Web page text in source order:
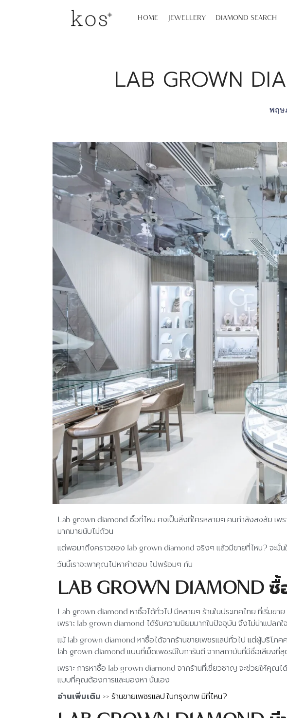
HOME JEWELLERY DIAMOND SEARCH
LAB GROWN
พฤษ
Lab grown diamond ซื้อที่ไหน คงเป็นสิ่งที่ใครหลายๆ คนกำลังสงสัย เพ
มากมายนับไม่ถ้วน
แต่พอมาถึงคราวของ lab grown diamond จริงๆ แล้วมีขายที่ไหน? จะมั่น
วันนี้เราจะพาคุณไปหาคำตอบ ไปพร้อมๆ กัน
LAB GROWN DIAMOND ซื้
Lab grown diamond หาซื้อได้ทั่วไป มีหลายๆ ร้านในประเทศไทย ที่เริ่ม
เพราะ lab grown diamond ได้รับความนิยมมากในปัจจุบัน จึงไม่น่าแปลก
แม้ lab grown diamond หาซื้อได้จากร้านขายเพชรแลปทั่วไป แต่ผู้บริโภ
lab grown diamond แบบที่เม็ดเพชรมีใบการันตี จากสถาบันที่มีชื่อเสียงที่
เพราะ การหาซื้อ lab grown diamond จากร้านที่เชี่ยวชาญ จะช่วยให้คุณ
แบบที่คุณต้องการและมองหา นั่นเอง
อ่านเพิ่มเติม >> ร้านขายเพชรแลป ในกรุงเทพ มีที่ไหน?